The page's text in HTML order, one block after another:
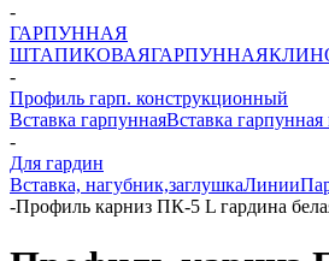
-
ГАРПУННАЯ
ШТАПИКОВАЯГАРПУННАЯ
-
Профиль гарп. конструкционный
Вставка гарпуннаяВставка гарпунная
-
Для гардин
Вставка, нагубник,заглушкаЛинии
-Профиль карниз ПК-5 L гардина